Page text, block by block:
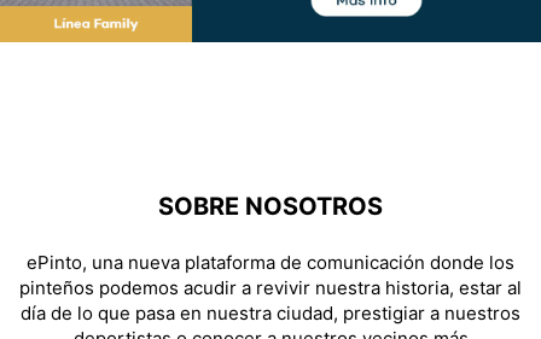
SOBRE NOSOTROS
ePinto, una nueva plataforma de comunicación donde los
pinteños podemos acudir a revivir nuestra historia, estar al
día de lo que pasa en nuestra ciudad, prestigiar a nuestros